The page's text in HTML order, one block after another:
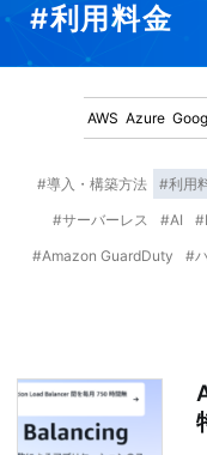
#利用料金
AWS Azure
#導入・構築方法 #利用
#サーバーレス
#AI
#Amazon GuardDuty
#